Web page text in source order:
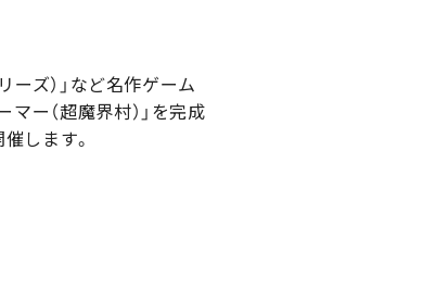
ーズ）」など名作ゲーム
ー（超魔界村）」を完成
します。